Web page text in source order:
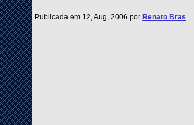
Publicada em 12, Aug, 2006 por Renato Bras